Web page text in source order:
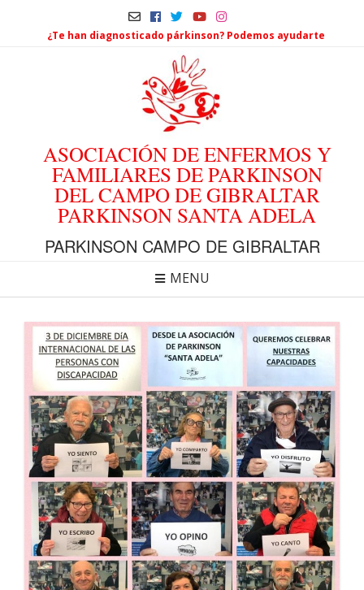
¿Te han diagnosticado párkinson? Podemos ayudarte
ASOCIACIÓN DE ENFERMOS Y
FAMILIARES DE PARKINSON
DEL CAMPO DE GIBRALTAR
PARKINSON SANTA ADELA
PARKINSON CAMPO DE GIBRALTAR
MENU